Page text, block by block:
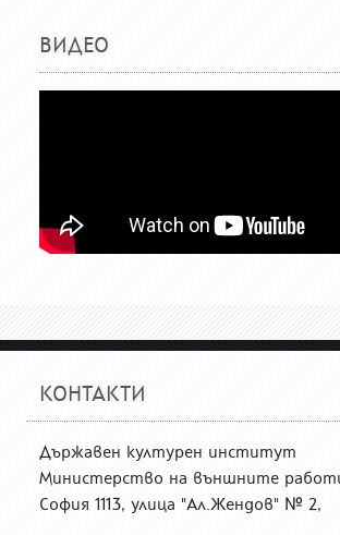
ВИДЕО
КОНТАКТИ
Държавен културен институт
Министерство на външните
София 1113, улица "Ал.Жендов" № 2,